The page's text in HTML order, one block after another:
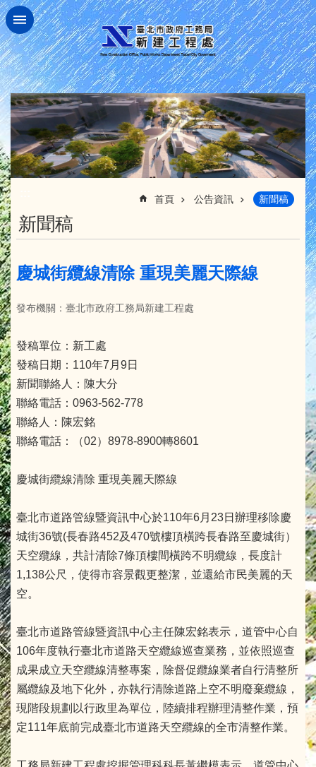
跳到主要內容區塊
首頁 公告資訊 新聞稿
新聞稿
慶城街纜線清除 重現美麗天際線
發布機關：臺北市政府工務局新建工程處
發稿單位：新工處
發稿日期：110年7月9日
新聞聯絡人：陳大分
聯絡電話：0963-562-778
聯絡人：陳宏銘
聯絡電話：（02）8978-8900轉8601
慶城街纜線清除 重現美麗天際線
臺北市道路管線暨資訊中心於110年6月23日辦理移除慶
城街36號(長春路452及470號樓頂橫跨長春路至慶城街）
天空纜線，共計清除7條頂樓間橫跨不明纜線，長度計
1,138公尺，使得市容景觀更整潔，並還給市民美麗的天
空。
臺北市道路管線暨資訊中心主任陳宏銘表示，道管中心自
106年度執行臺北市道路天空纜線巡查業務，並依照巡查
成果成立天空纜線清整專案，除督促纜線業者自行清整所
屬纜線及地下化外，亦執行清除道路上空不明廢棄纜線，
現階段規劃以行政里為單位，陸續排程辦理清整作業，預
定111年底前完成臺北市道路天空纜線的全市清整作業。